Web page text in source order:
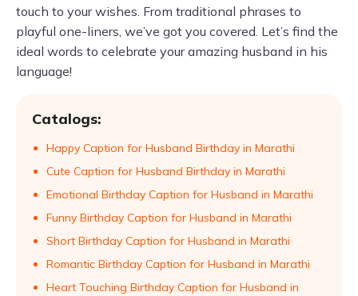
touch to your wishes. From traditional phrases to
playful one-liners, we’ve got you covered. Let’s find the
ideal words to celebrate your amazing husband in his
language!
Catalogs:
Happy Caption for Husband Birthday in Marathi
Cute Caption for Husband Birthday in Marathi
Emotional Birthday Caption for Husband in Marathi
Funny Birthday Caption for Husband in Marathi
Short Birthday Caption for Husband in Marathi
Romantic Birthday Caption for Husband in Marathi
Heart Touching Birthday Caption for Husband in